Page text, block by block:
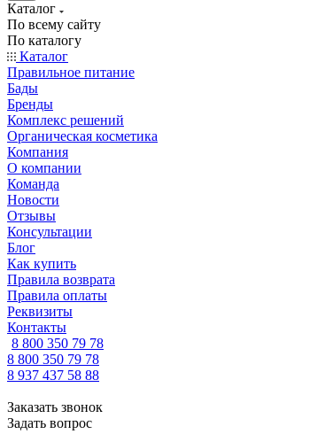
Каталог
По всему сайту
По каталогу
Каталог
Правильное питание
Бады
Бренды
Комплекс решений
Органическая косметика
Компания
О компании
Команда
Новости
Отзывы
Консультации
Блог
Как купить
Правила возврата
Правила оплаты
Реквизиты
Контакты
8 800 350 79 78
8 800 350 79 78
8 937 437 58 88
Заказать звонок
Задать вопрос